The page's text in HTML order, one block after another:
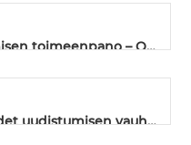
ja suorituskykyisten tiimien valmentaminen
vauhdittajina